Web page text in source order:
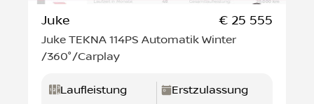
Juke € 25 555
Juke TEKNA 114PS Automatik Winter
/360°/Carplay
Laufleistung
Erstzulassung